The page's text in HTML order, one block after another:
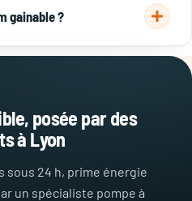
gainable ?
peut ouvrir droit à une
posée par des
à Lyon
sous 24 h, prime énergie
un spécialiste pompe à